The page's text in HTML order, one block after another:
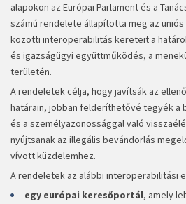
alapokon az Európai Parlament és a
számú rendelete állapította meg az
közötti interoperabilitás kereteit a
és igazságügyi együttműködés, a
területén.
A rendeletek célja, hogy javítsák az
határain, jobban felderíthetővé tegyék
és a személyazonossággal való
nyújtsanak az illegális bevándorlás
vívott küzdelemhez.
A rendeletek az alábbi interoperabilitási
egy európai keresőportál, amely